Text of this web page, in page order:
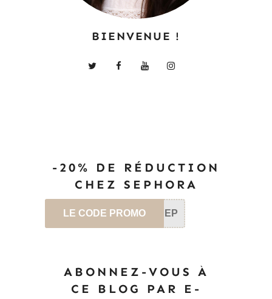
BIENVENUE !
-20% DE RÉDUCTION
CHEZ SEPHORA
LE CODE PROMO SEP
ABONNEZ-VOUS À
CE BLOG PAR E-